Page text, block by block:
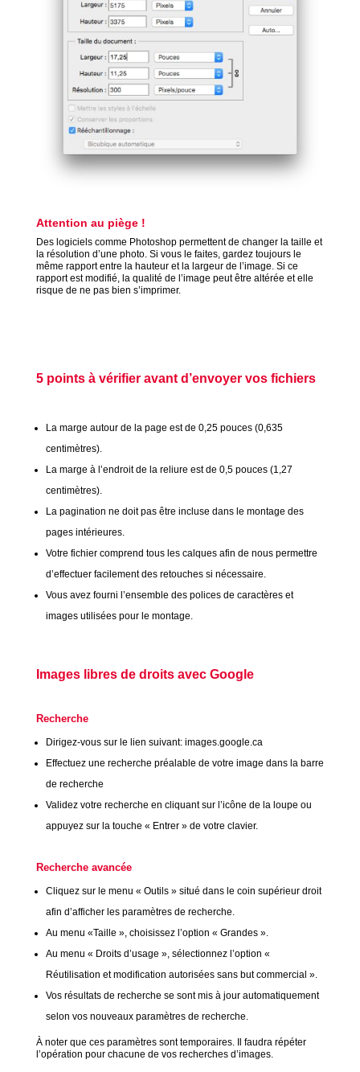
Attention au piège !
Des logiciels comme Photoshop permettent de changer la taille et
la résolution d’une photo. Si vous le faites, gardez toujours le
même rapport entre la hauteur et la largeur de l’image. Si ce
rapport est modifié, la qualité de l’image peut être altérée et elle
risque de ne pas bien s’imprimer.
5 points à vérifier avant d’envoyer vos fichiers
La marge autour de la page est de 0,25 pouces (0,635
centimètres).
La marge à l’endroit de la reliure est de 0,5 pouces (1,27
centimètres).
La pagination ne doit pas être incluse dans le montage des
pages intérieures.
Votre fichier comprend tous les calques afin de nous permettre
d’effectuer facilement des retouches si nécessaire.
Vous avez fourni l’ensemble des polices de caractères et
images utilisées pour le montage.
Images libres de droits avec Google
Recherche
Dirigez-vous sur le lien suivant: images.google.ca
Effectuez une recherche préalable de votre image dans la barre
de recherche
Validez votre recherche en cliquant sur l’icône de la loupe ou
appuyez sur la touche « Entrer » de votre clavier.
Recherche avancée
Cliquez sur le menu « Outils » situé dans le coin supérieur droit
afin d’afficher les paramètres de recherche.
Au menu «Taille », choisissez l’option « Grandes ».
Au menu « Droits d’usage », sélectionnez l’option «
Réutilisation et modification autorisées sans but commercial ».
Vos résultats de recherche se sont mis à jour automatiquement
selon vos nouveaux paramètres de recherche.
À noter que ces paramètres sont temporaires. Il faudra répéter
l’opération pour chacune de vos recherches d’images.